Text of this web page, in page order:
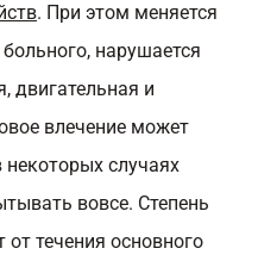
. При этом меняется
нарушается
двигательная и
влечение может
случаях
вовсе. Степень
течения основного